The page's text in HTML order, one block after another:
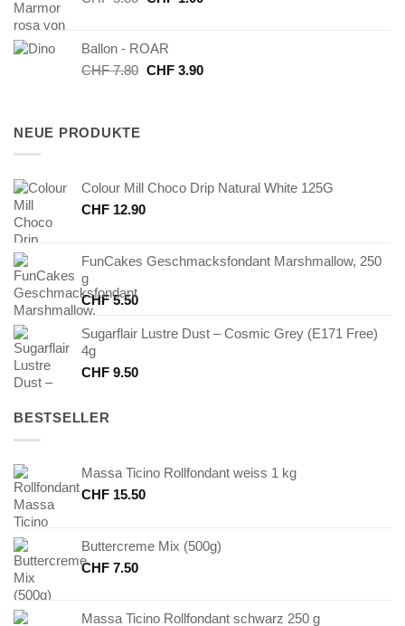
CHF 5.80
Ballon - ROAR
CHF7.80 Ursprünglicher
CHF3.90Aktueller
NEUE PRODUKTE
Colour Mill Choco Drip Natural White 125G
CHF 12.90
FunCakes Geschmacksfondant Marshmallow, 250
g
CHF5.50
Sugarflair Lustre Dust – Cosmic Grey (E171 Free)
4g
CHF 9.50
BESTSELLER
Massa Ticino Rollfondant weiss 1 kg
CHF 15.50
Buttercreme Mix (500g)
CHF 7.50
Massa Ticino Rollfondant schwarz 250 g